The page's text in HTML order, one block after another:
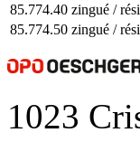
85.774.40 zingué /
85.774.50 zingué /
1023